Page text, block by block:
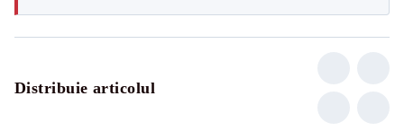
Distribuie articolul